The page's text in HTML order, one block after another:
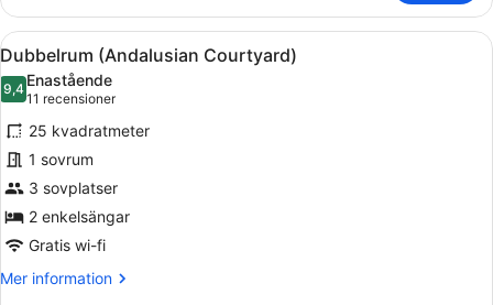
-
utsikt
mot
poolen
Öppna
alla
foton
för
Dubbelrum
(Andalusian
Courtyard)
En innergård med
4
Dubbelrum (Andalusian Courtyard)
9,49,4 av 10
Enastående
11 recensioner
(11 recensioner)
25 kvadratmeter
1 sovrum
3 sovplatser
2 enkelsängar
Gratis wi-fi
Mer information
Mer